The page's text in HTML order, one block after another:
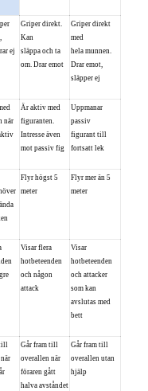
ej
Griper direkt.
Kan
släppa och ta
om. Drar emot
Griper direkt
med
hela munnen.
Drar emot,
släpper ej
när
Är aktiv med
figuranten.
Intresse även
mot passiv fig
Uppmanar
passiv
figurant till
fortsatt lek
Flyr högst 5
meter
Flyr mer än 5
meter
Visar flera
hotbeteenden
och någon
attack
Visar
hotbeteenden
och attacker
som kan
avslutas med
bett
till
Går fram till
overallen när
föraren gått
halva avståndet
Går fram till
overallen utan
hjälp